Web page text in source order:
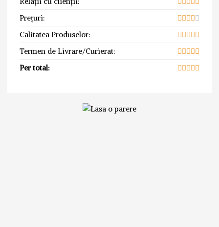
Prețuri:
Calitatea Produselor:
Termen de Livrare/Curierat:
Per total: